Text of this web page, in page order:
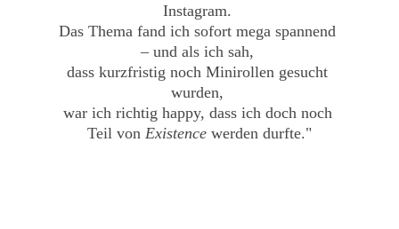
Instagram.
Das Thema fand ich sofort mega spannend
– und als ich sah,
dass kurzfristig noch Minirollen gesucht
wurden,
war ich richtig happy, dass ich doch noch
Teil von Existence werden durfte."